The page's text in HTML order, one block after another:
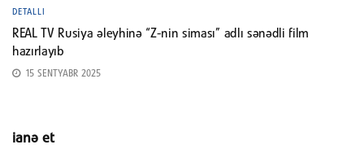
DETALLI
REAL TV Rusiya əleyhinə “Z-nin siması” adlı sənədli film
hazırlayıb
15 SENTYABR 2025
ianə et